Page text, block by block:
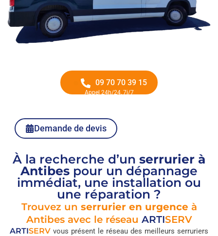
09 70 70 39 15
Appel 24h/24, 7j/7
Demande de devis
À la recherche d’un serrurier à
Antibes pour un dépannage
immédiat, une installation ou
une réparation ?
Trouvez un serrurier en urgence à
Antibes avec le réseau ARTISERV
ARTISERV vous présent le réseau des meilleurs serruriers